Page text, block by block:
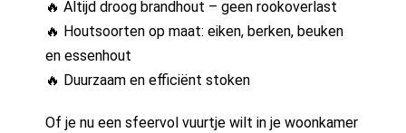
🔥 Altijd droog brandhout – geen rookoverlast
🔥 Houtsoorten op maat: eiken, berken, beuken
en essenhout
🔥 Duurzaam en efficiënt stoken
Of je nu een sfeervol vuurtje wilt in je woonkamer